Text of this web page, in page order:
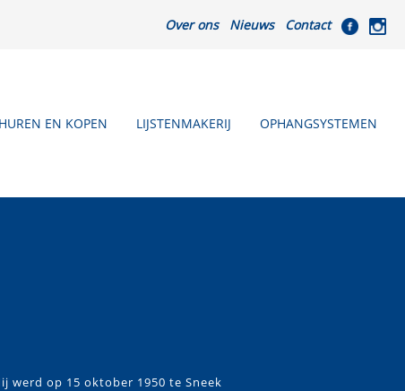
Over ons Nieuws Contact
EN KOPEN LIJSTENMAKERIJ OPHANGSYSTEMEN
werd op 15 oktober 1950 te Sneek